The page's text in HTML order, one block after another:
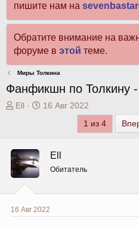
пишите нам на
Обратите внимание на
форуме в этой теме.
Миры Толкина
Фанфикшн по Толкину
А
р
т
е
ы
Ell
Д
л
а
16 Авг 2022
1 из 4
Ell
Обитатель
16 Авг 2022